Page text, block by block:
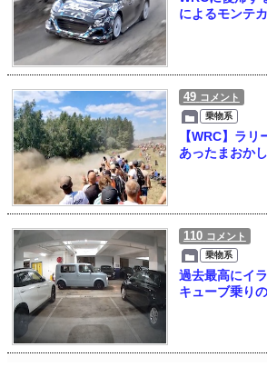
によるモンテ
49 コメント
乗物系
【WRC】ラ
あったまおか
110 コメント
乗物系
過去最高にイ
キューブ乗り